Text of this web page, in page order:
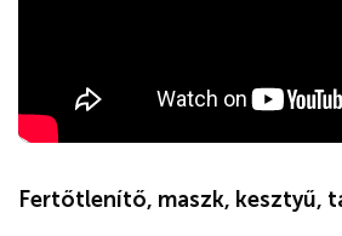
Fertőtlenítő, maszk, kesztyű,